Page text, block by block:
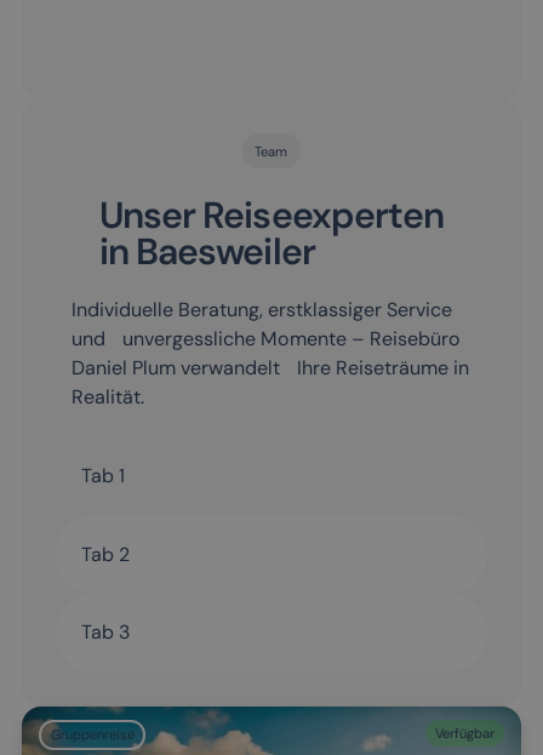
Team
Unser Reiseexperten
in Baesweiler
Individuelle Beratung, erstklassiger Service
und unvergessliche Momente – Reisebüro
Daniel Plum verwandelt Ihre Reiseträume in
Realität.
Tab 1
Tab 2
Tab 3
Gruppenreise Verfügbar